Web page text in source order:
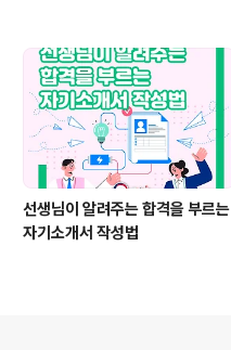
선생님이 알려주는 합격을 부르는
자기소개서 작성법